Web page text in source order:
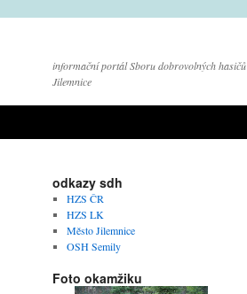
informační portál Sboru dobrovolných hasičů
Jilemnice
odkazy sdh
HZS ČR
HZS LK
Město Jilemnice
OSH Semily
Foto okamžiku